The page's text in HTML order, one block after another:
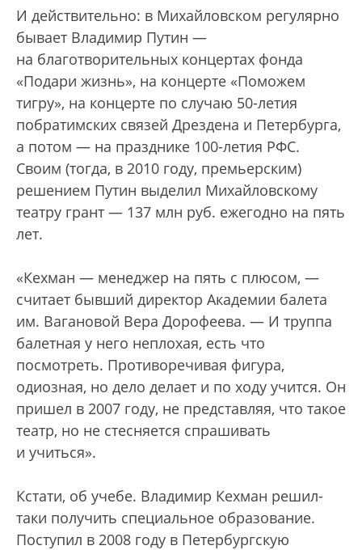
И действительно: в Михайловском регулярно
бывает Владимир Путин —
на благотворительных концертах фонда
«Подари жизнь», на концерте «Поможем
тигру», на концерте по случаю 50-летия
побратимских связей Дрездена и Петербурга,
а потом — на празднике 100-летия РФС.
Своим (тогда, в 2010 году, премьерским)
решением Путин выделил Михайловскому
театру грант — 137 млн руб. ежегодно на пять
лет.
«Кехман — менеджер на пять с плюсом, —
считает бывший директор Академии балета
им. Вагановой Вера Дорофеева. — И труппа
балетная у него неплохая, есть что
посмотреть. Противоречивая фигура,
одиозная, но дело делает и по ходу учится. Он
пришел в 2007 году, не представляя, что такое
театр, но не стесняется спрашивать
и учиться».
Кстати, об учебе. Владимир Кехман решил-
таки получить специальное образование.
Поступил в 2008 году в Петербургскую